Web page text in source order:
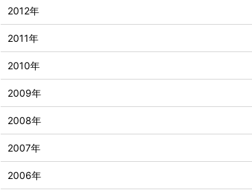
2012年
2011年
2010年
2009年
2008年
2007年
2006年